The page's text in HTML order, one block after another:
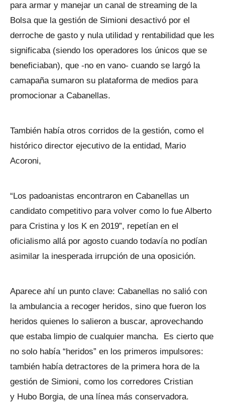
para armar y manejar un canal de streaming de la
Bolsa que la gestión de Simioni desactivó por el
derroche de gasto y nula utilidad y rentabilidad que les
significaba (siendo los operadores los únicos que se
beneficiaban), que -no en vano- cuando se largó la
camapaña sumaron su plataforma de medios para
promocionar a Cabanellas.
También había otros corridos de la gestión, como el
histórico director ejecutivo de la entidad, Mario
Acoroni,
“Los padoanistas encontraron en Cabanellas un
candidato competitivo para volver como lo fue Alberto
para Cristina y los K en 2019”, repetían en el
oficialismo allá por agosto cuando todavía no podían
asimilar la inesperada irrupción de una oposición.
Aparece ahí un punto clave: Cabanellas no salió con
la ambulancia a recoger heridos, sino que fueron los
heridos quienes lo salieron a buscar, aprovechando
que estaba limpio de cualquier mancha. Es cierto que
no solo había “heridos” en los primeros impulsores:
también había detractores de la primera hora de la
gestión de Simioni, como los corredores Cristian
y Hubo Borgia, de una línea más conservadora.